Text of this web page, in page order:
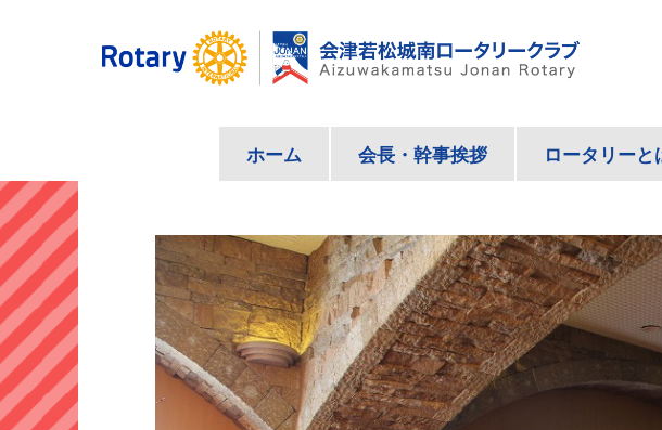
ス
キ
ッ
プ
ホーム 会長・幹事挨拶 ロータリーと